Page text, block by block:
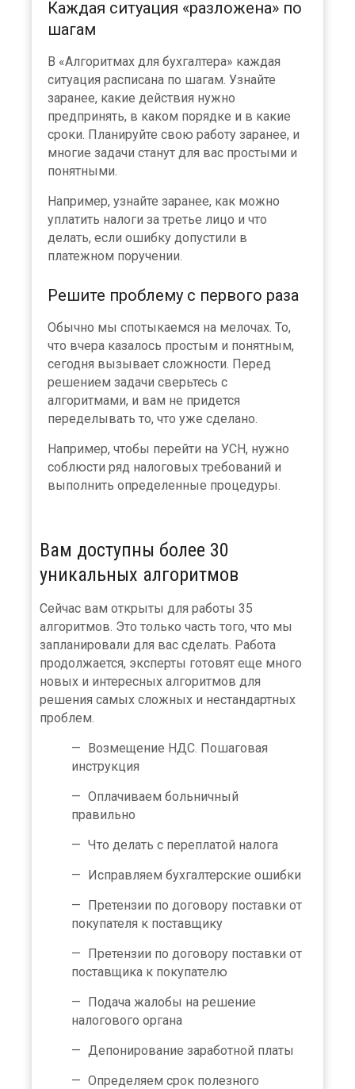
Каждая ситуация «разложена» по
шагам
В «Алгоритмах для бухгалтера» каждая
ситуация расписана по шагам. Узнайте
заранее, какие действия нужно
предпринять, в каком порядке и в какие
сроки. Планируйте свою работу заранее, и
многие задачи станут для вас простыми и
понятными.
Например, узнайте заранее, как можно
уплатить налоги за третье лицо и что
делать, если ошибку допустили в
платежном поручении.
Решите проблему с первого раза
Обычно мы спотыкаемся на мелочах. То,
что вчера казалось простым и понятным,
сегодня вызывает сложности. Перед
решением задачи сверьтесь с
алгоритмами, и вам не придется
переделывать то, что уже сделано.
Например, чтобы перейти на УСН, нужно
соблюсти ряд налоговых требований и
выполнить определенные процедуры.
Вам доступны более 30
уникальных алгоритмов
Сейчас вам открыты для работы 35
алгоритмов. Это только часть того, что мы
запланировали для вас сделать. Работа
продолжается, эксперты готовят еще много
новых и интересных алгоритмов для
решения самых сложных и нестандартных
проблем.
Возмещение НДС. Пошаговая
инструкция
Оплачиваем больничный
правильно
Что делать с переплатой налога
Исправляем бухгалтерские ошибки
Претензии по договору поставки от
покупателя к поставщику
Претензии по договору поставки от
поставщика к покупателю
Подача жалобы на решение
налогового органа
Депонирование заработной платы
Определяем срок полезного